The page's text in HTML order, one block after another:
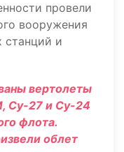
провели
вооружения
станций и
вертолеты
Су-27 и Су-24
флота.
облет